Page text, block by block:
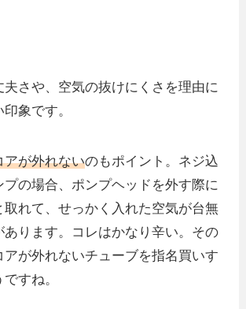
夫さや、空気の抜けにくさを理由に
象です。
アが外れないのもポイント。ネジ込
プの場合、ポンプヘッドを外す際に
取れて、せっかく入れた空気が台無
あります。コレはかなり辛い。その
アが外れないチューブを指名買いす
すね。